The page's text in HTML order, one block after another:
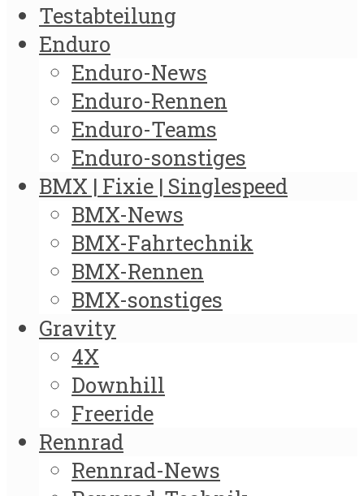
Testabteilung
Enduro
Enduro-News
Enduro-Rennen
Enduro-Teams
Enduro-sonstiges
BMX | Fixie | Singlespeed
BMX-News
BMX-Fahrtechnik
BMX-Rennen
BMX-sonstiges
Gravity
4X
Downhill
Freeride
Rennrad
Rennrad-News